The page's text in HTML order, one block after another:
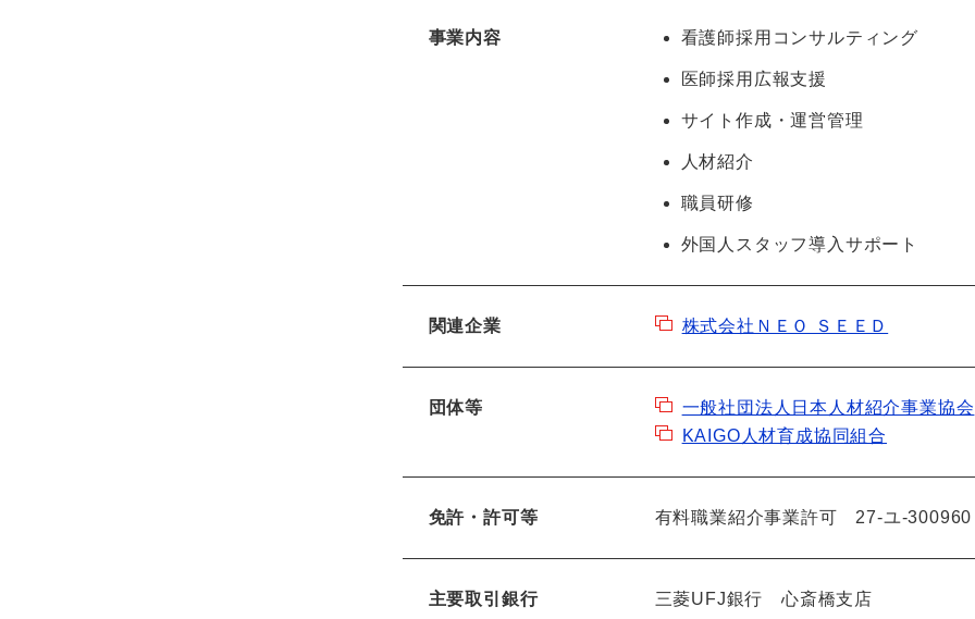
事業内容 看護師採用コンサルティング
医師採用広報支援
サイト作成・運営管理
人材紹介
職員研修
外国人スタッフ導入サポート
関連企業 株式会社ＮＥＯ ＳＥＥＤ
団体等
一般社団法人日本人材紹介事業協会
KAIGO人材育成協同組合
免許・許可等 有料職業紹介事業許可 27-ユ-300960
主要取引銀行 三菱UFJ銀行 心斎橋支店